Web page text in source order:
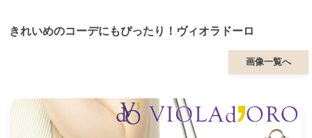
きれいめのコーデにもぴったり！ヴィオラドーロ
画像一覧へ